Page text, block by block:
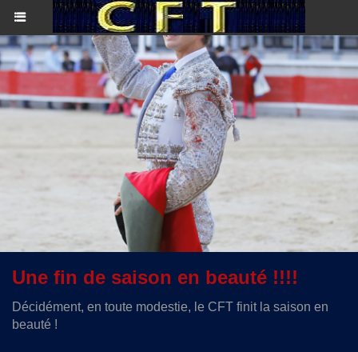
Une fin de saison en beauté !!!!
Décidément, en toute modestie, le CFT finit la saison en
beauté !